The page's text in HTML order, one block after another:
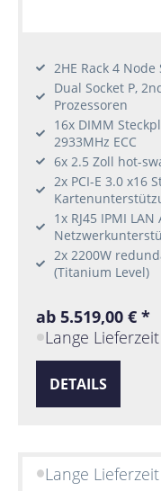
2HE Rack 4
Dual Socket P,
Prozessoren
16x DIMM
2933MHz ECC
6x 2.5 Zoll hot-
2x PCI-E 3.0 x16
1x RJ45 IPMI
2x 2200W
(Titanium Level)
ab 5.519,00 € *
Lange Lieferzeit
DETAILS
Lange Lieferzeit